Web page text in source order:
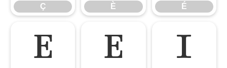
Ç È É
Ê Ë Ì